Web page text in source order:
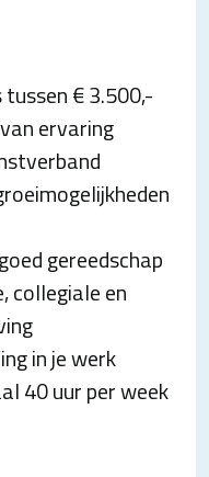
€ 3.500,-
ervaring
gereedschap
collegiale en
in je werk
40 uur per week